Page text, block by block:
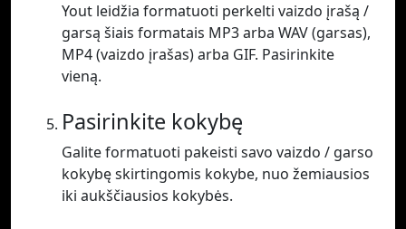
Yout leidžia formatuoti perkelti vaizdo įrašą /
garsą šiais formatais MP3 arba WAV (garsas),
MP4 (vaizdo įrašas) arba GIF. Pasirinkite
vieną.
Pasirinkite kokybę
Galite formatuoti pakeisti savo vaizdo / garso
kokybę skirtingomis kokybe, nuo žemiausios
iki aukščiausios kokybės.